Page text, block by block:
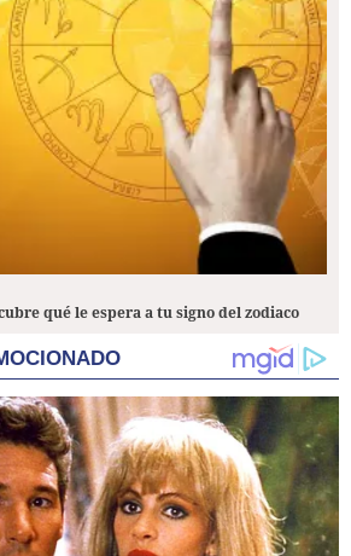
qué le espera a tu signo del zodiaco